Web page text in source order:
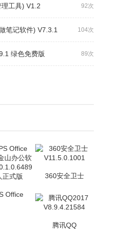
92次
工具) V1.2
104次
笔记软件) V7.3.1
89次
绿色免费版
Office
360安全卫士
腾讯QQ